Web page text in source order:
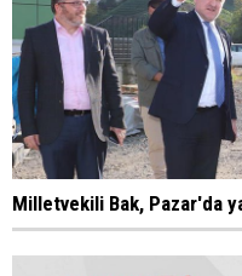
Milletvekili Bak, Pazar'da